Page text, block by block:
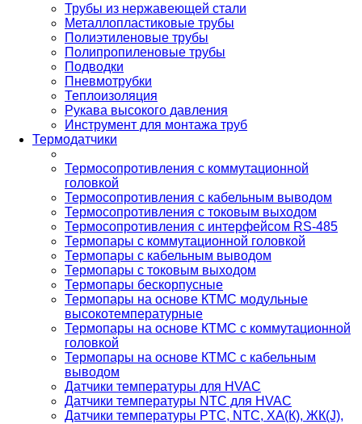
Трубы из нержавеющей стали
Металлопластиковые трубы
Полиэтиленовые трубы
Полипропиленовые трубы
Подводки
Пневмотрубки
Теплоизоляция
Рукава высокого давления
Инструмент для монтажа труб
Термодатчики
Термосопротивления с коммутационной
головкой
Термосопротивления с кабельным выводом
Термосопротивления с токовым выходом
Термосопротивления с интерфейсом RS-485
Термопары с коммутационной головкой
Термопары с кабельным выводом
Термопары с токовым выходом
Термопары бескорпусные
Термопары на основе КТМС модульные
высокотемпературные
Термопары на основе КТМС с коммутационной
головкой
Термопары на основе КТМС с кабельным
выводом
Датчики температуры для HVAC
Датчики температуры NTC для HVAC
Датчики температуры PTС, NTC, ХА(К), ЖК(J),